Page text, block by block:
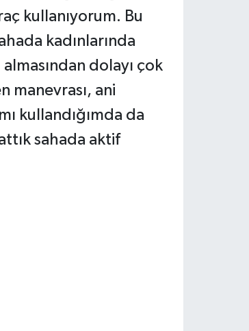
kullanıyorum. Bu
kadınlarında
dolayı çok
manevrası, ani
kullandığımda da
sahada aktif